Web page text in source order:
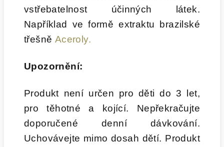
vstřebatelnost účinných látek.
Například ve formě extraktu brazilské
třešně Aceroly.
Upozornění:
Produkt není určen pro děti do 3 let,
pro těhotné a kojící. Nepřekračujte
doporučené denní dávkování.
Uchovávejte mimo dosah dětí. Produkt